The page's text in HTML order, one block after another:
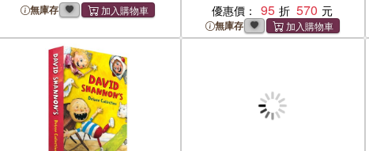
無庫存 優惠價： 95 570
無庫存